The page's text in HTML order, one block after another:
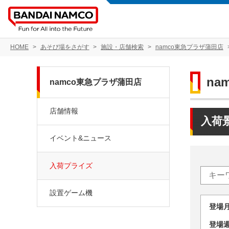
HOME あそび場をさがす 施設・店舗検索 namco東急プラザ蒲田店
入荷
登
登
namco東急プラザ蒲田店
店舗情報
イベント&ニュース
入荷プライズ
設置ゲーム機